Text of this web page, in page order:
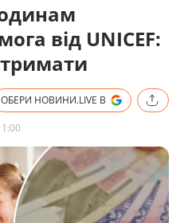
від UNICEF:
ОБЕРИ НОВИНИ.LIVE В